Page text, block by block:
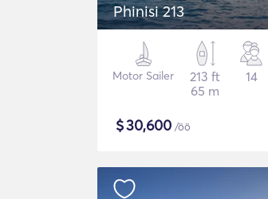
Phinisi 213
Motor Sailer
213 ft
65 m
14
$30,600 /öö